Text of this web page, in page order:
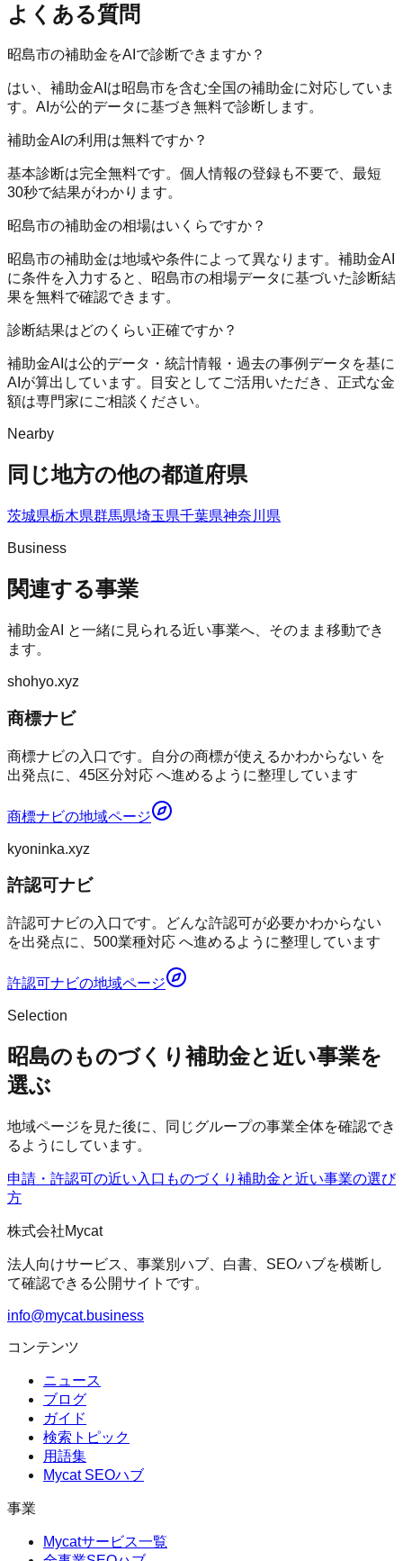
よくある質問
昭島市の補助金をAIで診断できますか？
はい、補助金AIは昭島市を含む全国の補助金に対応していま
す。AIが公的データに基づき無料で診断します。
補助金AIの利用は無料ですか？
基本診断は完全無料です。個人情報の登録も不要で、最短
30秒で結果がわかります。
昭島市の補助金の相場はいくらですか？
昭島市の補助金は地域や条件によって異なります。補助金AI
に条件を入力すると、昭島市の相場データに基づいた診断結
果を無料で確認できます。
診断結果はどのくらい正確ですか？
補助金AIは公的データ・統計情報・過去の事例データを基に
AIが算出しています。目安としてご活用いただき、正式な金
額は専門家にご相談ください。
Nearby
同じ地方の他の都道府県
茨城県栃木県群馬県埼玉県千葉県神奈川県
Business
関連する事業
補助金AI
と一緒に見られる近い事業へ、そのまま移動でき
ます。
shohyo.xyz
商標ナビ
商標ナビの入口です。自分の商標が使えるかわからない を
出発点に、45区分対応 へ進めるように整理しています
商標ナビの地域ページ
kyoninka.xyz
許認可ナビ
許認可ナビの入口です。どんな許認可が必要かわからない
を出発点に、500業種対応 へ進めるように整理しています
許認可ナビの地域ページ
Selection
昭島のものづくり補助金と近い事業を
選ぶ
地域ページを見た後に、同じグループの事業全体を確認でき
るようにしています。
申請・許認可の近い入口 ものづくり補助金と近い事業の選び
方
株式会社Mycat
法人向けサービス、事業別ハブ、白書、SEOハブを横断し
て確認できる公開サイトです。
info@mycat.business
コンテンツ
ニュース
ブログ
ガイド
検索トピック
用語集
Mycat SEOハブ
事業
Mycatサービス一覧